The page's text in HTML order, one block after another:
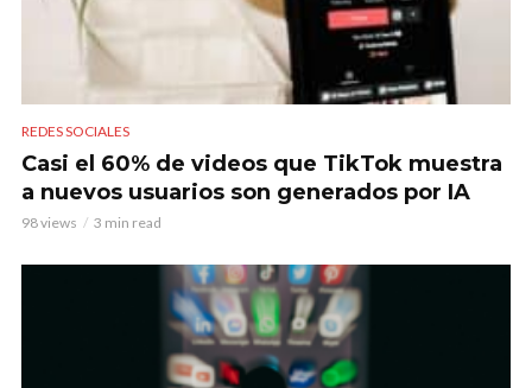
REDES SOCIALES
Casi el 60% de videos que TikTok muestra
a nuevos usuarios son generados por IA
98 views 3 min read